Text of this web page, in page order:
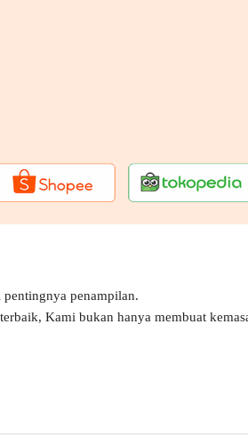
penampilan.
Kami bukan hanya membuat